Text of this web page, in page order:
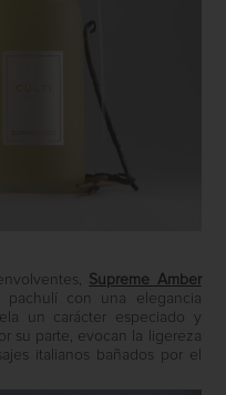
Supreme Amber
pachulí con una elegancia
un carácter especiado y
su parte, evocan la ligereza
italianos bañados por el